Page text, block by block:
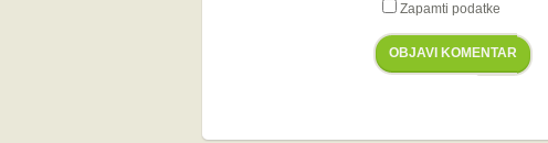
Zapamti podatke
OBJAVI KOMENTAR